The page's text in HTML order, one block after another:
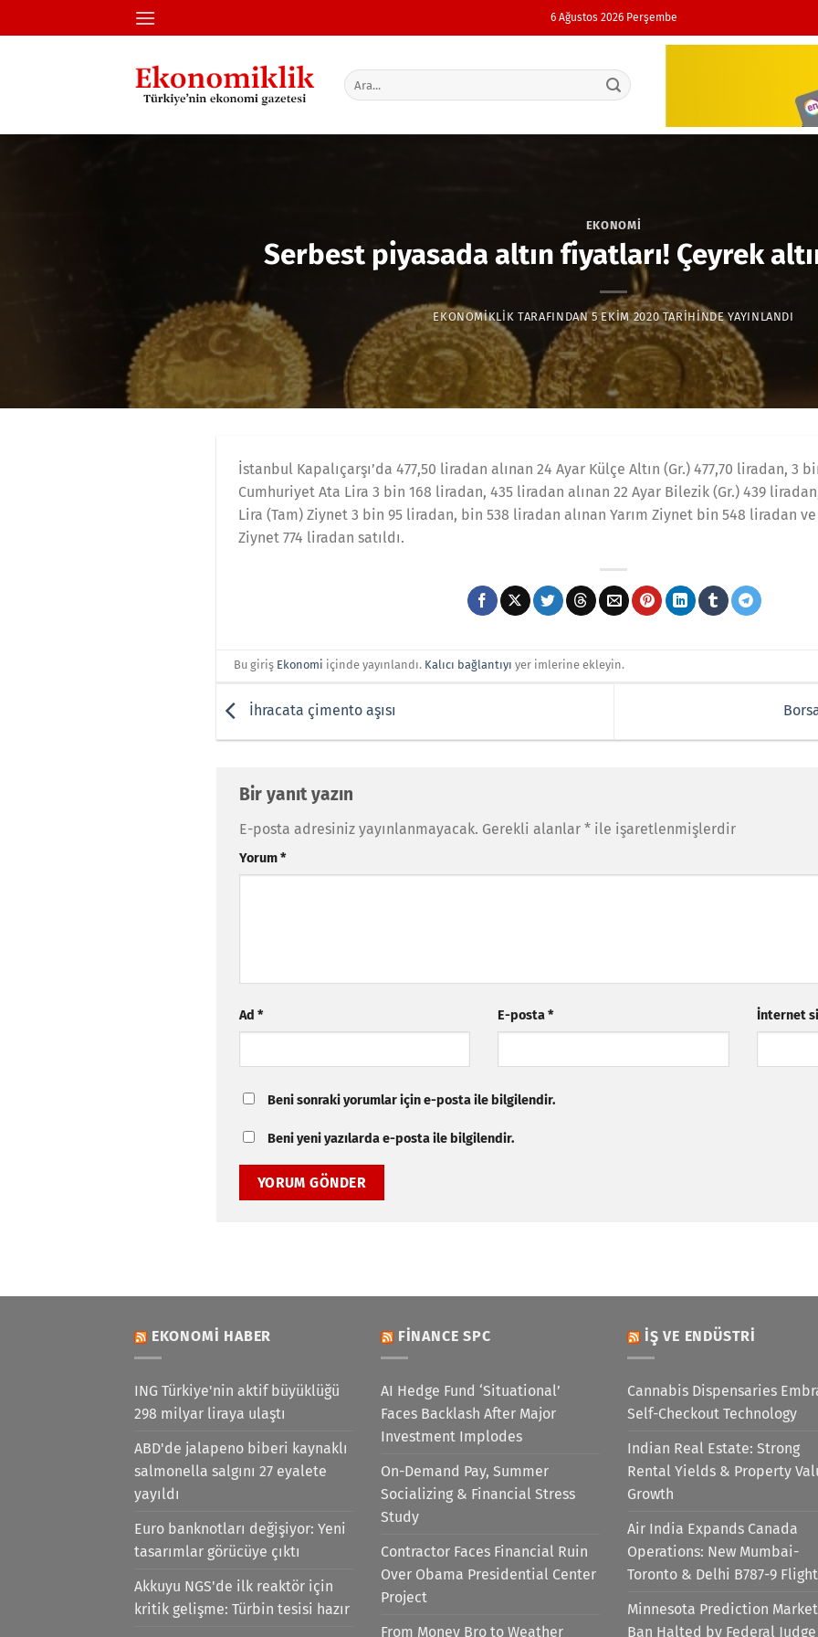
atla
6 Ağustos 2026 Perşembe
EKONOMI
Serbest piyasada altın fiyatları! Çeyrek
EKONOMIKLIK TARAFINDAN 5 EKIM 2020TARIHINDE YAYINLANDI
İstanbul Kapalıçarşı’da 477,50 liradan alınan 24 Ayar Külçe Altın (Gr.) 477,70 liradan, 3
Cumhuriyet Ata Lira 3 bin 168 liradan, 435 liradan alınan 22 Ayar Bilezik (Gr.) 439
Lira (Tam) Ziynet 3 bin 95 liradan, bin 538 liradan alınan Yarım Ziynet bin 548 liradan
Ziynet 774 liradan satıldı.
Bu giriş Ekonomi içinde yayınlandı. Kalıcı bağlantıyı yer imlerine ekleyin.
İhracata çimento aşısı
Bir yanıt yazın
E-posta adresiniz yayınlanmayacak. Gerekli alanlar * ile işaretlenmişlerdir
Yorum*
Ad * E-posta* İnternet
Beni sonraki yorumlar için e-posta ile bilgilendir.
Beni yeni yazılarda e-posta ile bilgilendir.
EKONOMI HABER
ING Türkiye'nin aktif büyüklüğü
298 milyar liraya ulaştı
ABD'de jalapeno biberi kaynaklı
salmonella salgını 27 eyalete
yayıldı
Euro banknotları değişiyor: Yeni
tasarımlar görücüye çıktı
Akkuyu NGS'de ilk reaktör için
kritik gelişme: Türbin tesisi hazır
FINANCE SPC
AI Hedge Fund ‘Situational’
Faces Backlash After Major
Investment Implodes
On-Demand Pay, Summer
Socializing & Financial Stress
Study
Contractor Faces Financial Ruin
Over Obama Presidential Center
Project
From Money Bro to Weather
İŞ VE ENDÜSTRI
Cannabis Dispensaries
Self-Checkout Technology
Indian Real Estate: Strong
Rental Yields & Property
Growth
Air India Expands Canada
Operations: New Mumbai-
Toronto & Delhi B787-9
Minnesota Prediction Market
Ban Halted by Federal Judge